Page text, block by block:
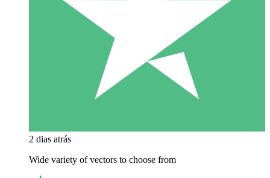
2 dias atrás
Wide variety of vectors to choose from